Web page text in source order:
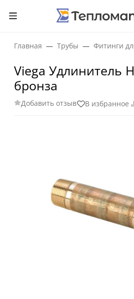
Главная Трубы Фитинги
Viega Удлинитель
бронза
Добавить отзыв В избранное